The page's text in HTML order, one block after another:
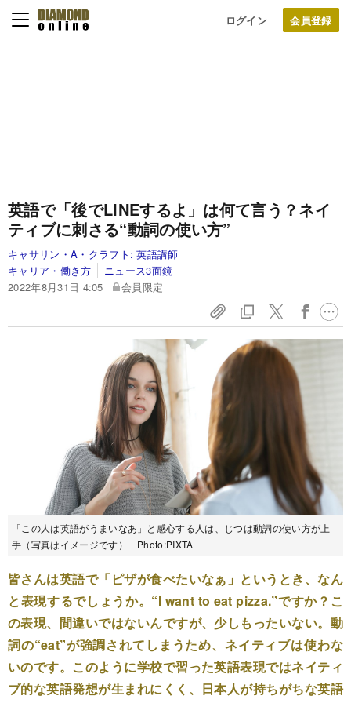
ログイン
英語で「後でLINEするよ」は何て言う？ネイ
ティブに刺さる“動詞の使い方”
キャサリン・A・クラフト:英語講師
キャリア・働き方
ニュース3面鏡
2022年8月31日 4:05
会員限定
「この人は英語がうまいなあ」と感心する人は、じつは動詞の使い方が上
手（写真はイメージです） Photo:PIXTA
皆さんは英語で「ピザが食べたいなぁ」というとき、なん
と表現するでしょうか。“I want to eat pizza.”ですか？こ
の表現、間違いではないんですが、少しもったいない。動
詞の“eat”が強調されてしまうため、ネイティブは使わな
いのです。このように学校で習った英語表現ではネイティ
ブ的な英語発想が生まれにくく、日本人が持ちがちな英語